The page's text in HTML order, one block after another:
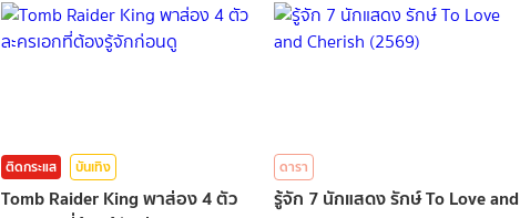
ติดกระแส บันเทิง
Tomb Raider King พาส่อง 4 ตัว
ดารา
รู้จัก 7 นักแสดง รักษ์ To Love and